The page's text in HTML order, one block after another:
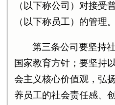
（以下称公司）对接受
（以下称员工）的管理。
第三条公司要坚持
国家教育方针；要坚持
会主义核心价值观，弘
养员工的社会责任感、